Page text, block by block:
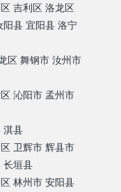
吉利区 洛龙区
县 宜阳县 洛宁
区 舞钢市 汝州市
沁阳市 孟州市
淇县
卫辉市 辉县市
长垣县
林州市 安阳县